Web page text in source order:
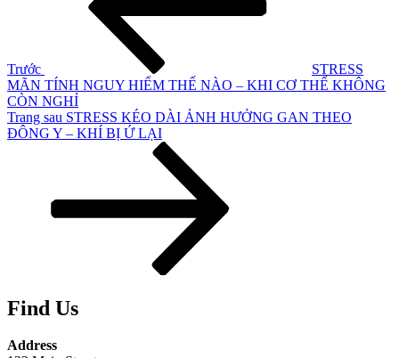
Trước
STRESS
MÃN TÍNH NGUY HIỂM THẾ NÀO – KHI CƠ THỂ KHÔNG
CÒN NGHỈ
Bài
tiếp
Trang sau STRESS KÉO DÀI ẢNH HƯỞNG GAN THEO
ĐÔNG Y – KHÍ BỊ Ứ LẠI
Find Us
Address